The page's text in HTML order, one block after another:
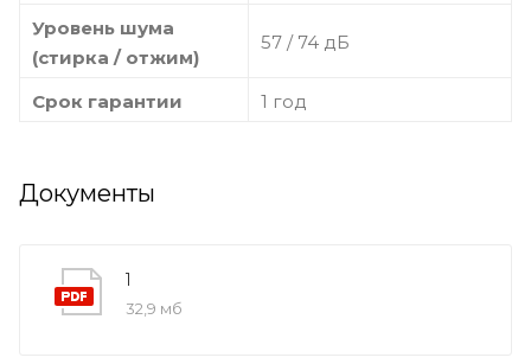
Уровень шума
(стирка / отжим)
57 / 74 дБ
Срок гарантии 1 год
Документы
1
32,9 мб